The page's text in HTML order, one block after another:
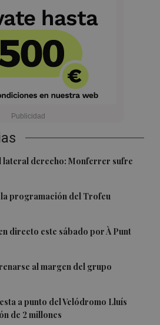
lateral derecho: Monferrer sufre
la programación del Trofeu
directo este sábado por À Punt
al margen del grupo
a punto del Velódromo Lluís
de 2 millones